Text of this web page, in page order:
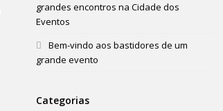
grandes encontros na Cidade dos
Eventos
Bem-vindo aos bastidores de um
grande evento
Categorias